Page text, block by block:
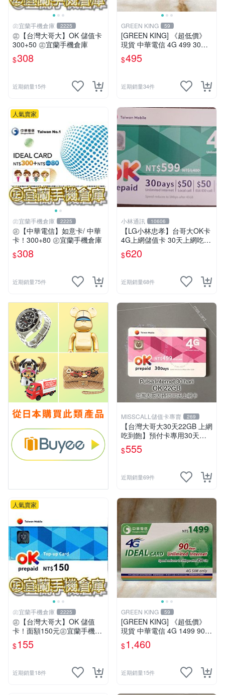
㊣宜蘭手機倉庫 2225
㊣【台灣大哥大】OK 儲值卡
300+50 ㊣宜蘭手機倉庫
$308
近期銷量15件
GREEN KING 59
[GREEN KING] 《超低價》
現貨 中華電信 4G 499 30天
網路吃到飽 儲值卡 網路卡 預
付卡 上網卡 如意卡 電話卡
$495
近期銷量34件
人氣賣家
㊣宜蘭手機倉庫 2225
㊣【中華電信】如意卡/ 中華
卡！300+80 ㊣宜蘭手機倉庫
$308
近期銷量75件
小林通訊 10606
【LG小林忠孝】台哥大OK卡
4G上網儲值卡 30天上網吃到
飽 (45GB後降速至5MB)
$620
近期銷量68件
MISSCALL儲值卡專賣 269
【台灣大哥大30天22GB 上網
吃到飽】預付卡專用30天上
網補充卡/儲值卡．Internet O
K 台哥大．OK499⚡MissCall
$555
近期銷量69件
人氣賣家
㊣宜蘭手機倉庫 2225
㊣【台灣大哥大】OK 儲值
卡！面額150元㊣宜蘭手機倉
庫
$155
近期銷量18件
GREEN KING 59
[GREEN KING] 《超低價》
現貨 中華電信 4G 1499 90天
網路吃到飽 儲值卡 網路卡 預
付卡 上網卡 如意卡 電話卡
$1,460
近期銷量15件